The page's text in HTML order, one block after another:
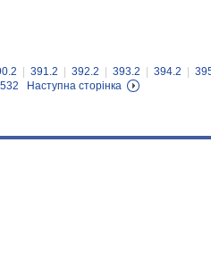
391.2 392.2 393.2 394.2
532 Наступна сторінка